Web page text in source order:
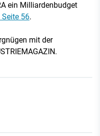
ein Milliardenbudget
Seite 56.
mit der